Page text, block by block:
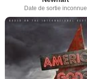
Date de sortie inconnue